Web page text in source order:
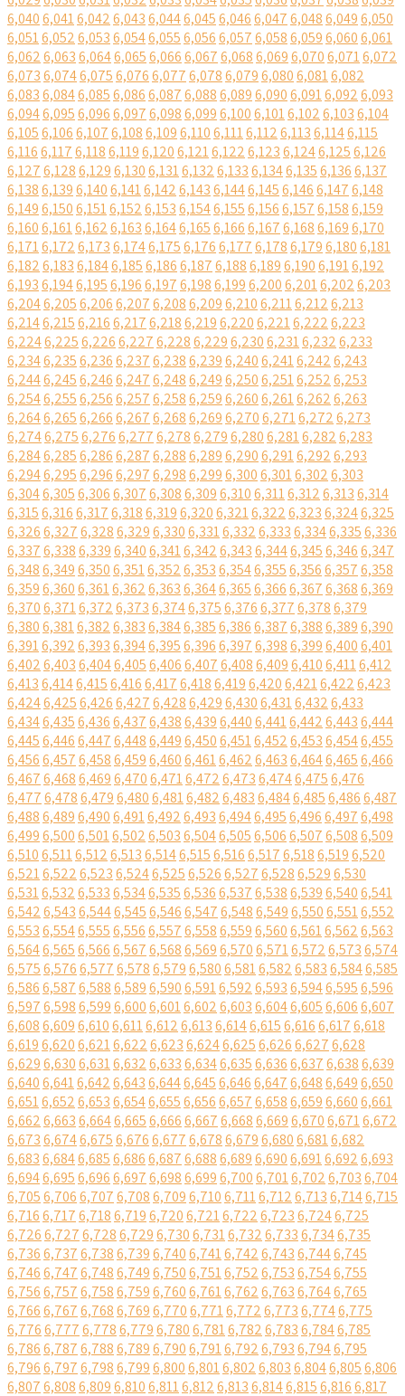
6,0406,0416,0426,0436,0446,0456,0466,0476,0486,0496,050
6,0516,0526,0536,0546,0556,0566,0576,0586,0596,0606,061
6,0626,0636,0646,0656,0666,0676,0686,0696,0706,0716,072
6,0736,0746,0756,0766,0776,0786,0796,0806,0816,082
6,0836,0846,0856,0866,0876,0886,0896,0906,0916,0926,093
6,0946,0956,0966,0976,0986,0996,1006,1016,1026,1036,104
6,1056,1066,1076,1086,1096,1106,1116,1126,1136,1146,115
6,1166,1176,1186,1196,1206,1216,1226,1236,1246,1256,126
6,1276,1286,1296,1306,1316,1326,1336,1346,1356,1366,137
6,1386,1396,1406,1416,1426,1436,1446,1456,1466,1476,148
6,1496,1506,1516,1526,1536,1546,1556,1566,1576,1586,159
6,1606,1616,1626,1636,1646,1656,1666,1676,1686,1696,170
6,1716,1726,1736,1746,1756,1766,1776,1786,1796,1806,181
6,1826,1836,1846,1856,1866,1876,1886,1896,1906,1916,192
6,1936,1946,1956,1966,1976,1986,1996,2006,2016,2026,203
6,2046,2056,2066,2076,2086,2096,2106,2116,2126,213
6,2146,2156,2166,2176,2186,2196,2206,2216,2226,223
6,2246,2256,2266,2276,2286,2296,2306,2316,2326,233
6,2346,2356,2366,2376,2386,2396,2406,2416,2426,243
6,2446,2456,2466,2476,2486,2496,2506,2516,2526,253
6,2546,2556,2566,2576,2586,2596,2606,2616,2626,263
6,2646,2656,2666,2676,2686,2696,2706,2716,2726,273
6,2746,2756,2766,2776,2786,2796,2806,2816,2826,283
6,2846,2856,2866,2876,2886,2896,2906,2916,2926,293
6,2946,2956,2966,2976,2986,2996,3006,3016,3026,303
6,3046,3056,3066,3076,3086,3096,3106,3116,3126,3136,314
6,3156,3166,3176,3186,3196,3206,3216,3226,3236,3246,325
6,3266,3276,3286,3296,3306,3316,3326,3336,3346,3356,336
6,3376,3386,3396,3406,3416,3426,3436,3446,3456,3466,347
6,3486,3496,3506,3516,3526,3536,3546,3556,3566,3576,358
6,3596,3606,3616,3626,3636,3646,3656,3666,3676,3686,369
6,3706,3716,3726,3736,3746,3756,3766,3776,3786,379
6,3806,3816,3826,3836,3846,3856,3866,3876,3886,3896,390
6,3916,3926,3936,3946,3956,3966,3976,3986,3996,4006,401
6,4026,4036,4046,4056,4066,4076,4086,4096,4106,4116,412
6,4136,4146,4156,4166,4176,4186,4196,4206,4216,4226,423
6,4246,4256,4266,4276,4286,4296,4306,4316,4326,433
6,4346,4356,4366,4376,4386,4396,4406,4416,4426,4436,444
6,4456,4466,4476,4486,4496,4506,4516,4526,4536,4546,455
6,4566,4576,4586,4596,4606,4616,4626,4636,4646,4656,466
6,4676,4686,4696,4706,4716,4726,4736,4746,4756,476
6,4776,4786,4796,4806,4816,4826,4836,4846,4856,4866,487
6,4886,4896,4906,4916,4926,4936,4946,4956,4966,4976,498
6,4996,5006,5016,5026,5036,5046,5056,5066,5076,5086,509
6,5106,5116,5126,5136,5146,5156,5166,5176,5186,5196,520
6,5216,5226,5236,5246,5256,5266,5276,5286,5296,530
6,5316,5326,5336,5346,5356,5366,5376,5386,5396,5406,541
6,5426,5436,5446,5456,5466,5476,5486,5496,5506,5516,552
6,5536,5546,5556,5566,5576,5586,5596,5606,5616,5626,563
6,5646,5656,5666,5676,5686,5696,5706,5716,5726,5736,574
6,5756,5766,5776,5786,5796,5806,5816,5826,5836,5846,585
6,5866,5876,5886,5896,5906,5916,5926,5936,5946,5956,596
6,5976,5986,5996,6006,6016,6026,6036,6046,6056,6066,607
6,6086,6096,6106,6116,6126,6136,6146,6156,6166,6176,618
6,6196,6206,6216,6226,6236,6246,6256,6266,6276,628
6,6296,6306,6316,6326,6336,6346,6356,6366,6376,6386,639
6,6406,6416,6426,6436,6446,6456,6466,6476,6486,6496,650
6,6516,6526,6536,6546,6556,6566,6576,6586,6596,6606,661
6,6626,6636,6646,6656,6666,6676,6686,6696,6706,6716,672
6,6736,6746,6756,6766,6776,6786,6796,6806,6816,682
6,6836,6846,6856,6866,6876,6886,6896,6906,6916,6926,693
6,6946,6956,6966,6976,6986,6996,7006,7016,7026,7036,704
6,7056,7066,7076,7086,7096,7106,7116,7126,7136,7146,715
6,7166,7176,7186,7196,7206,7216,7226,7236,7246,725
6,7266,7276,7286,7296,7306,7316,7326,7336,7346,735
6,7366,7376,7386,7396,7406,7416,7426,7436,7446,745
6,7466,7476,7486,7496,7506,7516,7526,7536,7546,755
6,7566,7576,7586,7596,7606,7616,7626,7636,7646,765
6,7666,7676,7686,7696,7706,7716,7726,7736,7746,775
6,7766,7776,7786,7796,7806,7816,7826,7836,7846,785
6,7866,7876,7886,7896,7906,7916,7926,7936,7946,795
6,7966,7976,7986,7996,8006,8016,8026,8036,8046,8056,806
6,8076,8086,8096,8106,8116,8126,8136,8146,8156,8166,817